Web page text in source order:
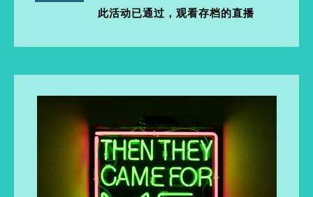
此活动已通过，观看存档的直播